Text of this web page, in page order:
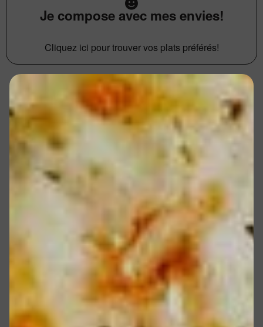
Je compose avec mes envies!
Cliquez ici pour trouver vos plats préférés!